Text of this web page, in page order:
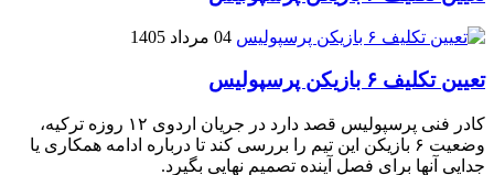
04 مرداد 1405
تعیین تکلیف ۶ بازیکن پرسپولیس
کادر فنی پرسپولیس قصد دارد در جریان اردوی ۱۲ روزه ترکیه،
وضعیت ۶‌ بازیکن این تیم را بررسی کند تا درباره ادامه همکاری یا
جدایی آنها برای فصل آینده تصمیم نهایی بگیرد.